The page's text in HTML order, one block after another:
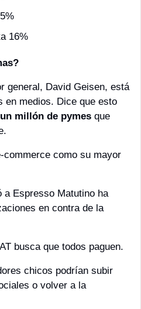
16%
general, David Geisen, está
en medios. Dice que esto
un millón de pymes que
commerce como su mayor
a Espresso Matutino ha
en contra de la
busca que todos paguen.
chicos podrían subir
o volver a la